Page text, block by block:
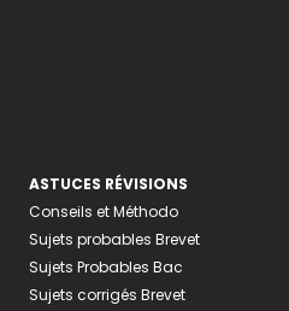
ASTUCES RÉVISIONS
Conseils et Méthodo
Sujets probables Brevet
Sujets Probables Bac
Sujets corrigés Brevet